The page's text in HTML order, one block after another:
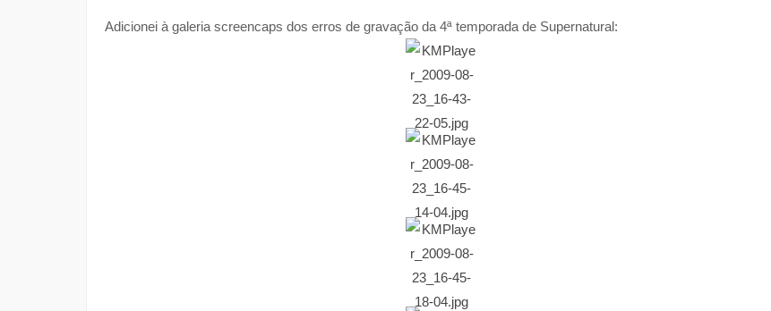
Adicionei à galeria screencaps dos erros de gravação da 4ª temporada de Supernatural: